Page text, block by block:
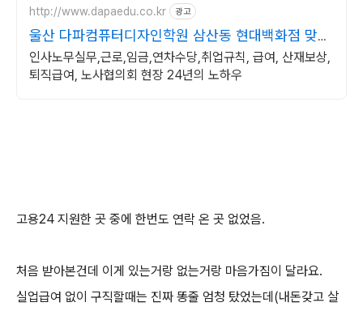
http://www.dapaedu.co.kr 광고
울산 다파컴퓨터디자인학원 삼산동 현대백화점 맞은
편
인사노무실무,근로,임금,연차수당,취업규칙, 급여, 산재보상,
퇴직급여, 노사협의회 현장 24년의 노하우
고용24 지원한 곳 중에 한번도 연락 온 곳 없었음.
처음 받아본건데 이게 있는거랑 없는거랑 마음가짐이 달라요.
실업급여 없이 구직할때는 진짜 똥줄 엄청 탔었는데(내돈갖고 살